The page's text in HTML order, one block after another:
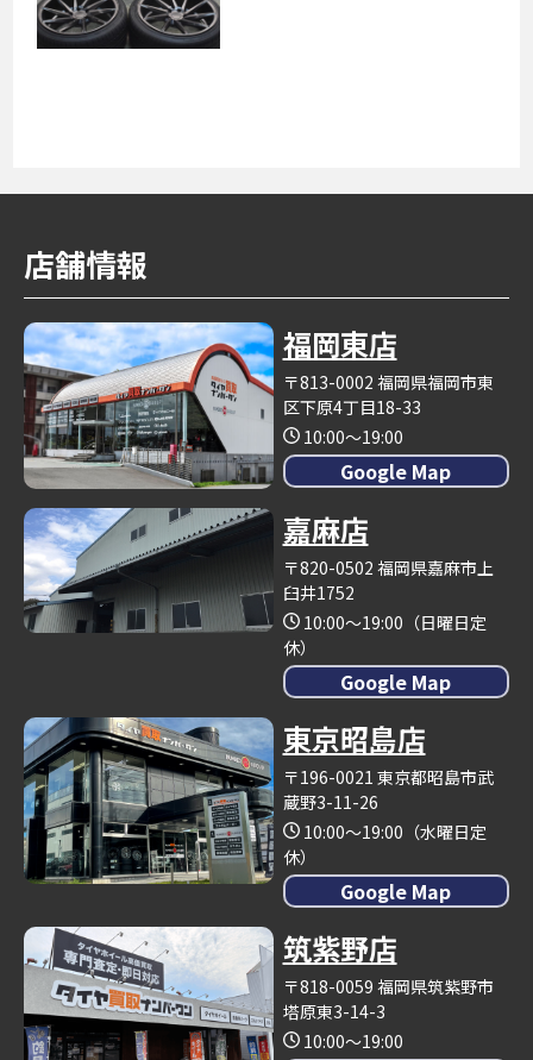
店舗情報
福岡東店
〒813-0002 福岡県福岡市東
区下原4丁目18-33
10:00～19:00
Google Map
嘉麻店
〒820-0502 福岡県嘉麻市上
臼井1752
10:00～19:00（日曜日定
休）
Google Map
東京昭島店
〒196-0021 東京都昭島市武
蔵野3-11-26
10:00～19:00（水曜日定
休）
Google Map
筑紫野店
〒818-0059 福岡県筑紫野市
塔原東3-14-3
10:00～19:00